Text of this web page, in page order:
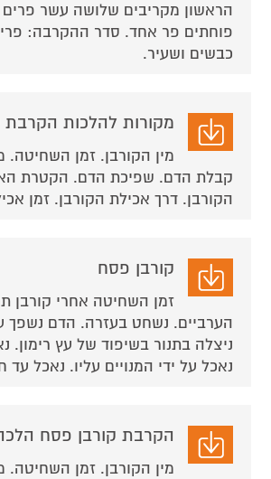
הראשון מקריבים שלושה עשר פרים
פוחתים פר אחד. סדר ההקרבה:
כבשים ושעיר.
מקורות להלכות הקרבת
מין הקורבן. זמן
קבלת הדם. שפיכת הדם. הקטרת
הקורבן. דרך אכילת הקורבן. זמן
קורבן פסח
זמן השחיטה אחרי קורבן
הערביים. נשחט בעזרה. הדם נשפך
ניצלה בתנור בשיפוד של עץ רימון.
נאכל על ידי המנויים עליו. נאכל עד
הקרבת קורבן פסח
מין הקורבן. זמן